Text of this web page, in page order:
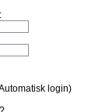
login)